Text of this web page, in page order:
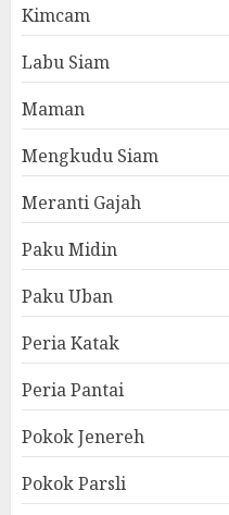
Kimcam
Labu Siam
Maman
Mengkudu Siam
Meranti Gajah
Paku Midin
Paku Uban
Peria Katak
Peria Pantai
Pokok Jenereh
Pokok Parsli